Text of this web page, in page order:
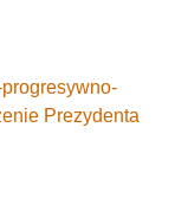
Prezydenta